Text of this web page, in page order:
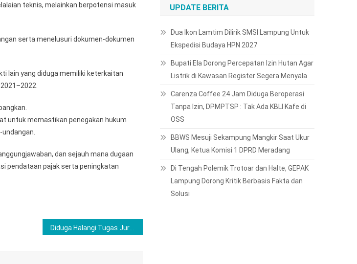
teknis, melainkan berpotensi masuk
serta menelusuri dokumen-dokumen
lain yang diduga memiliki keterkaitan
untuk memastikan penegakan hukum
dan sejauh mana dugaan
pendataan pajak serta peningkatan
UPDATE BERITA
Dua Ikon Lamtim Dilirik SMSI Lampung Untuk
Ekspedisi Budaya HPN 2027
Bupati Ela Dorong Percepatan Izin Hutan Agar
Listrik di Kawasan Register Segera Menyala
Carenza Coffee 24 Jam Diduga Beroperasi
Tanpa Izin, DPMPTSP : Tak Ada KBLI Kafe di
OSS
BBWS Mesuji Sekampung Mangkir Saat Ukur
Ulang, Ketua Komisi 1 DPRD Meradang
Di Tengah Polemik Trotoar dan Halte, GEPAK
Lampung Dorong Kritik Berbasis Fakta dan
Solusi